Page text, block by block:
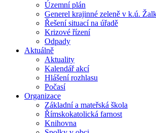
Územní plán
Generel krajinné zeleně v k.ú.
Řešení situací na úřadě
Krizové řízení
Odpady
Aktuálně
Aktuality
Kalendář akcí
Hlášení rozhlasu
Počasí
Organizace
Základní a mateřská škola
Římskokatolická farnost
Knihovna